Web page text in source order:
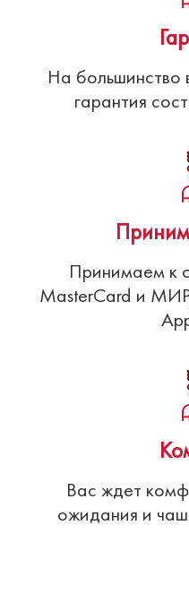
На
гарантия
Принимаем к
MasterCard и
Вас ждет
ожидания и